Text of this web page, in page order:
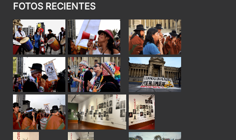
FOTOS RECIENTES